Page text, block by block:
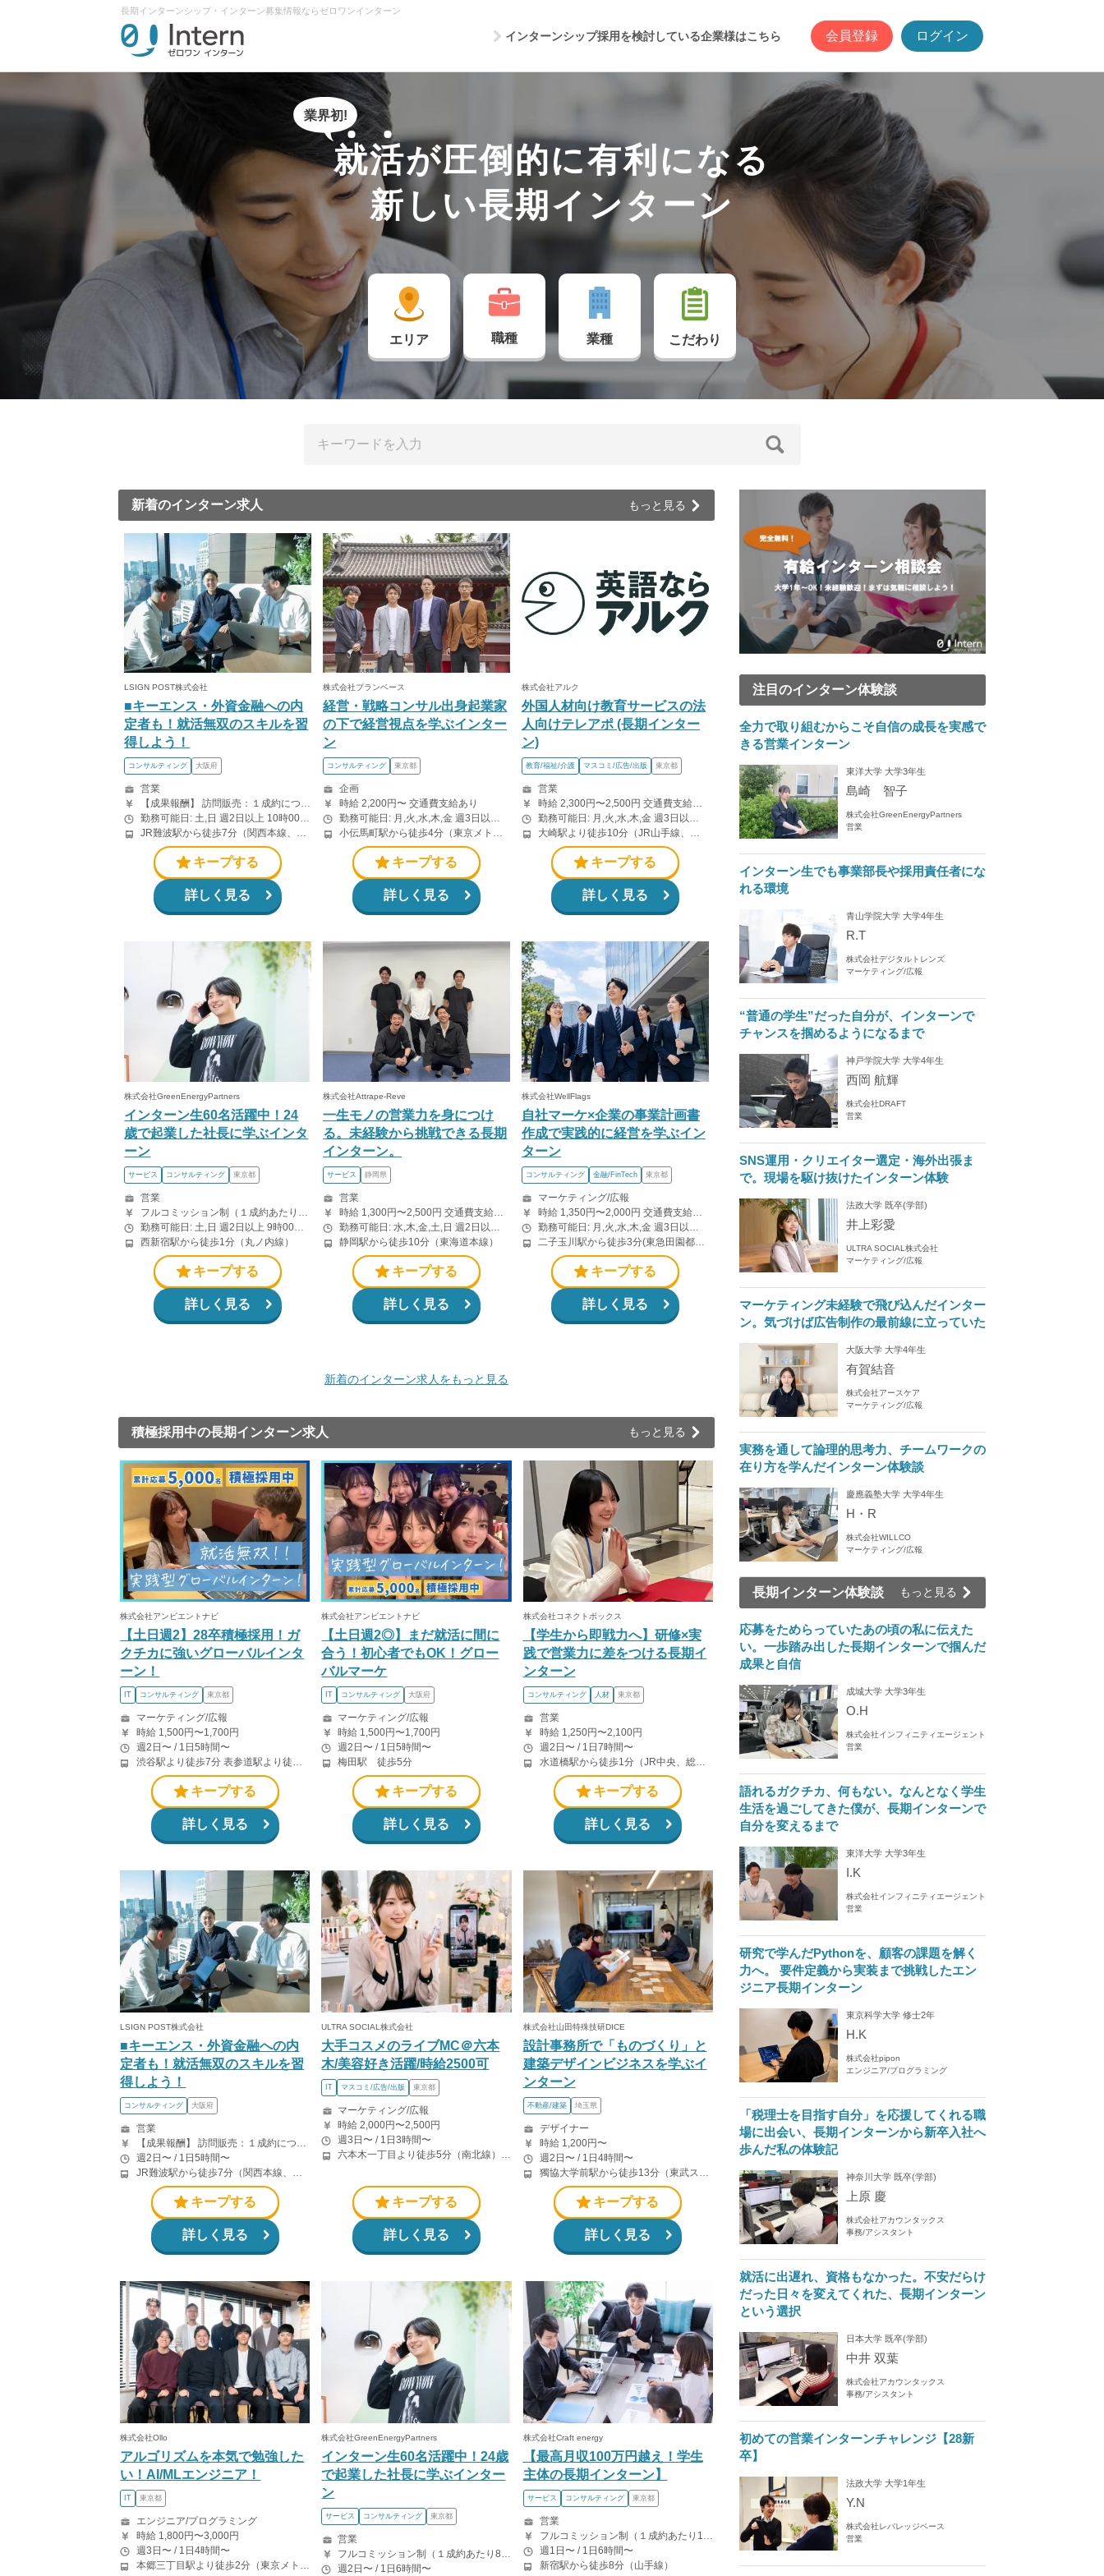
長期インターンシップ・インターン募集情報ならゼロワンインターン
インターンシップ採用を検討している企業様はこちら 会員登録 ログイン
就活が圧倒的に有利になる
新しい長期インターン
エリア 職種 業種 こだわり
新着のインターン求人 もっと見る
LSIGN POST株式会社
■キーエンス・外資金融への内
定者も！就活無双のスキルを習
得しよう！
コンサルティング 大阪府
営業
【成果報酬】 訪問販売：１成約につき30,000円です。 例えば、光インターネットの成約であれば、平均的に2.5日で1件の契約が見込めます。（12,000円/1日6時間稼働） ＜月収例＞月に100万以上稼ぐ方もいます！ ・月5件成約：150,000円 ・月15件成約：450,000円 ・月30成約：900,000円➕マネジメントインセンティブ300,000円 合計1,200,000円 時給換算で2,000円程度が、平均的なインターン生の報酬となっています。 交通費支給あり
勤務可能日: 土,日 週2日以上 10時00分〜21時00分の間で1日5時間以上 上記は稼働の目安です。業務委託契約のため、勤務時間は自由に選んでいただけます。 原則土日勤務ですが、予定がある場合は平日への振替も相談可能です。
JR難波駅から徒歩7分（関西本線、阪和線、関西空港線） 大阪難波駅から徒歩13分（近鉄奈良線、阪神なんば線） 桜川駅から徒歩4分（大阪メトロ千日前線、阪神なんば線）
キープする
詳しく見る
株式会社プランベース
経営・戦略コンサル出身起業家
の下で経営視点を学ぶインター
ン
コンサルティング 東京都
企画
時給 2,200円〜 交通費支給あり
勤務可能日: 月,火,水,木,金 週3日以上 9時00分〜20時00分の間で1日5時間以上
小伝馬町駅から徒歩4分（東京メトロ日比谷線） 岩本町駅から徒歩5分（都営新宿線） 神田駅から徒歩8分（JR山手線・中央線、東京メトロ銀座線）
キープする
詳しく見る
株式会社アルク
外国人材向け教育サービスの法
人向けテレアポ (長期インター
ン)
教育/福祉/介護 マスコミ/広告/出版 東京都
営業
時給 2,300円〜2,500円 交通費支給あり ※法人向け電話対応、営業事務、カスタマーサポート等の経験を考慮して決定します。 成約企業数に応じた手当あり ※ご案内先が契約・入金に至った場合、支給対象となります。 ※詳細は面談時にご説明します。
勤務可能日: 月,火,水,木,金 週3日以上 9時00分〜18時00分の間で1日4時間以上 曜日・勤務時間は応相談 授業や試験期間等は相談可能です。 ただし、法人向けの電話対応を行うため、平日の日中に一定時間勤務できる方を想定しています。 ※リモート勤務なし
大崎駅より徒歩10分（JR山手線、埼京線、湘南新宿ライン等） 品川駅より徒歩12分（JR山手線、京浜東北線、東海道線、横須賀線等） 五反田駅より徒歩12分（JR山手線・都営浅草線・東急池上線）
キープする
詳しく見る
株式会社GreenEnergyPartners
インターン生60名活躍中！24
歳で起業した社長に学ぶインタ
ーン
サービス コンサルティング 東京都
営業
西新宿駅から徒歩1分（丸ノ内線）
キープする
詳しく見る
株式会社Attrape-Reve
一生モノの営業力を身につけ
る。未経験から挑戦できる長期
インターン。
サービス 静岡県
営業
静岡駅から徒歩10分（東海道本線）
キープする
詳しく見る
株式会社WellFlags
自社マーケ×企業の事業計画書
作成で実践的に経営を学ぶイン
ターン
コンサルティング 金融/FinTech 東京都
マーケティング/広報
時給 1,350円〜2,000円 交通費支給あり 時給の他に計画書作成関連のインセンティブが発生する可能性あり
二子玉川駅から徒歩3分(東急田園都市線)
キープする
詳しく見る
新着のインターン求人をもっと見る
積極採用中の長期インターン求人 もっと見る
株式会社アンビエントナビ
【土日週2】28卒積極採用！ガ
クチカに強いグローバルインタ
ーン！
IT コンサルティング 東京都
マーケティング/広報
時給 1,500円〜1,700円
週2日〜 / 1日5時間〜
渋谷駅より徒歩7分 表参道駅より徒歩5分
キープする
詳しく見る
株式会社アンビエントナビ
【土日週2◎】まだ就活に間に
合う！初心者でもOK！グロー
バルマーケ
IT コンサルティング 大阪府
マーケティング/広報
時給 1,500円〜1,700円
週2日〜 / 1日5時間〜
梅田駅 徒歩5分
キープする
詳しく見る
株式会社コネクトボックス
【学生から即戦力へ】研修×実
践で営業力に差をつける長期イ
ンターン
コンサルティング 人材 東京都
営業
時給 1,250円〜2,100円
週2日〜 / 1日7時間〜
水道橋駅から徒歩1分（JR中央、総武線） 水道橋駅から徒歩6分（都営三田線）
キープする
詳しく見る
LSIGN POST株式会社
■キーエンス・外資金融への内
定者も！就活無双のスキルを習
得しよう！
コンサルティング 大阪府
営業
【成果報酬】 訪問販売：１成約につき30,000円です。 例えば、光インターネットの成約であれば、平均的に2.5日で1件の契約が見込めます。（12,000円/1日6時間稼働） ＜月収例＞月に100万以上稼ぐ方もいます！ ・月5件成約：150,000円 ・月15件成約：450,000円 ・月30成約：900,000円➕マネジメントインセンティブ300,000円 合計1,200,000円 時給換算で2,000円程度が、平均的なインターン生の報酬となっています。
週2日〜 / 1日5時間〜
JR難波駅から徒歩7分（関西本線、阪和線、関西空港線） 大阪難波駅から徒歩13分（近鉄奈良線、阪神なんば線） 桜川駅から徒歩4分（大阪メトロ千日前線、阪神なんば線）
キープする
詳しく見る
ULTRA SOCIAL株式会社
大手コスメのライブMC＠六本
木/美容好き活躍/時給2500可
IT マスコミ/広告/出版 東京都
マーケティング/広報
時給 2,000円〜2,500円
週3日〜 / 1日3時間〜
六本木一丁目より徒歩5分（南北線） 溜池山王駅より徒歩10分（銀座線） 六本木駅より徒歩12分（日比谷線）
キープする
詳しく見る
株式会社山田特殊技研DICE
設計事務所で「ものづくり」と
建築デザインビジネスを学ぶイ
ンターン
不動産/建築 埼玉県
デザイナー
時給 1,200円〜
週2日〜 / 1日4時間〜
獨協大学前駅から徒歩13分（東武スカイツリーライン、東武伊勢崎線、東武日光線、鬼怒川線）
キープする
詳しく見る
株式会社Ollo
アルゴリズムを本気で勉強した
い！AI/MLエンジニア！
IT 東京都
エンジニア/プログラミング
時給 1,800円〜3,000円
週3日〜 / 1日4時間〜
本郷三丁目駅より徒歩2分（東京メトロ丸の内線/都営地下鉄大江戸線）
株式会社GreenEnergyPartners
インターン生60名活躍中！24歳
で起業した社長に学ぶインター
ン
サービス コンサルティング 東京都
営業
フルコミッション制（１成約あたり8-25万） 月５０万以上稼ぐインターン生も多数います！ ■収入例 ○入社１ヶ月目（明治大学2年生） 役職：アポインター 月間１契約×８万円＝８万円 ＋交通費 ○入社３ヶ月目（東京大学２年生） 役職：アポインター（ランク：ブロンズ） 月間３契約×10万円＝30万円 ＋交通費 ○入社６ヶ月目（早稲田大学３年生） 役職：アポインター（ランク：シルバー） 月間５契約×12万円＝60万円 ＋交通費 ○入社15ヶ月目（慶應大学３年生） 役職：クローザー 月間３契約×25万＝75万円 ＋交通費
週2日〜 / 1日6時間〜
株式会社Craft energy
【最高月収100万円越え！学生
主体の長期インターン】
サービス コンサルティング 東京都
営業
フルコミッション制（１成約あたり10~25万） 時給換算で（2000円〜2500円）程度が目安となります。 月100万を稼ぐ学生多数在籍しています。 ■収入例 〇入社1か月目（早稲田大学2年生） 役職：アポインター 月間1契約×10万円＝10万円 ＋交通費 〇入社3か月目（明治大学2年生） 役職：アポインター 月間2契約×13万円＝26万円 ＋交通費 〇入社6か月目（慶應義塾大学3年生） 役職：アポインター 月間5契約×15万円＝75万円 ＋交通費 〇入社15か月目（東京大学3年生） 役職：クローザー 月間3契約×25万=75万円 ＋交通費 交通費支給あり
週1日〜 / 1日6時間〜
新宿駅から徒歩8分（山手線）
注目のインターン体験談
全力で取り組むからこそ自信の成長を実感で
きる営業インターン
東洋大学 大学3年生
島崎 智子
株式会社GreenEnergyPartners
営業
インターン生でも事業部長や採用責任者にな
れる環境
青山学院大学 大学4年生
R.T
株式会社デジタルトレンズ
マーケティング/広報
“普通の学生”だった自分が、インターンで
チャンスを掴めるようになるまで
神戸学院大学 大学4年生
西岡 航輝
株式会社DRAFT
営業
SNS運用・クリエイター選定・海外出張ま
で。現場を駆け抜けたインターン体験
法政大学 既卒(学部)
井上彩愛
ULTRA SOCIAL株式会社
マーケティング/広報
マーケティング未経験で飛び込んだインター
ン。気づけば広告制作の最前線に立っていた
大阪大学 大学4年生
有賀結音
株式会社アースケア
マーケティング/広報
実務を通して論理的思考力、チームワークの
在り方を学んだインターン体験談
慶應義塾大学 大学4年生
H・R
株式会社WILLCO
マーケティング/広報
長期インターン体験談 もっと見る
応募をためらっていたあの頃の私に伝えた
い。一歩踏み出した長期インターンで掴んだ
成果と自信
成城大学 大学3年生
O.H
株式会社インフィニティエージェント
営業
語れるガクチカ、何もない。なんとなく学生
生活を過ごしてきた僕が、長期インターンで
自分を変えるまで
東洋大学 大学3年生
I.K
株式会社インフィニティエージェント
営業
研究で学んだPythonを、顧客の課題を解く
力へ。 要件定義から実装まで挑戦したエン
ジニア長期インターン
東京科学大学 修士2年
H.K
株式会社pipon
エンジニア/プログラミング
「税理士を目指す自分」を応援してくれる職
場に出会い、長期インターンから新卒入社へ
歩んだ私の体験記
神奈川大学 既卒(学部)
上原 慶
株式会社アカウンタックス
事務/アシスタント
就活に出遅れ、資格もなかった。不安だらけ
だった日々を変えてくれた、長期インターン
という選択
日本大学 既卒(学部)
中井 双葉
株式会社アカウンタックス
事務/アシスタント
初めての営業インターンチャレンジ【28新
卒】
法政大学 大学1年生
Y.N
株式会社レバレッジベース
営業